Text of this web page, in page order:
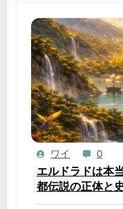
ワイ 0
エルドラドは本
都伝説の正体と